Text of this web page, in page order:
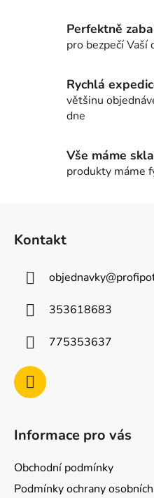
Perfektně
pro bezpečí Vaší
Rychlá
většinu
dne
Vše máme
produkty máme
Kontakt
objednavky@
353618683
775353637
Informace pro vás
Obchodní podmínky
Podmínky ochrany